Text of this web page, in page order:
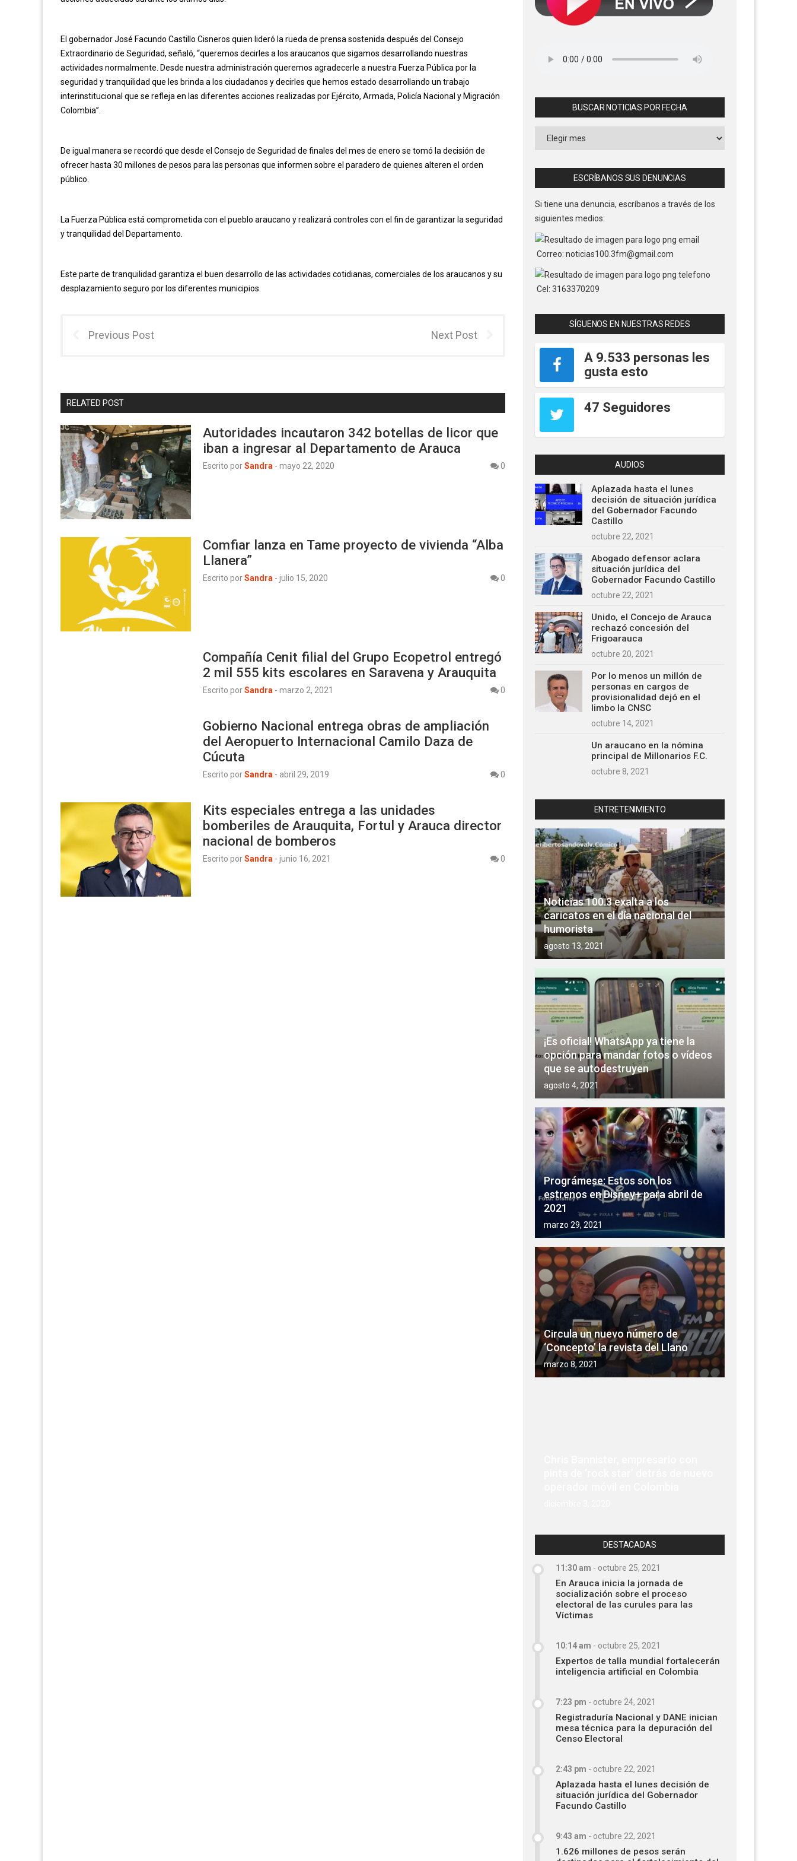
El gobernador José Facundo Castillo Cisneros quien lideró la rueda de prensa sostenida después del Consejo
Extraordinario de Seguridad, señaló, “queremos decirles a los araucanos que sigamos desarrollando nuestras
actividades normalmente. Desde nuestra administración queremos agradecerle a nuestra Fuerza Pública por la
seguridad y tranquilidad que les brinda a los ciudadanos y decirles que hemos estado desarrollando un trabajo
interinstitucional que se refleja en las diferentes acciones realizadas por Ejército, Armada, Policía Nacional y Migración
Colombia”.
De igual manera se recordó que desde el Consejo de Seguridad de finales del mes de enero se tomó la decisión de
ofrecer hasta 30 millones de pesos para las personas que informen sobre el paradero de quienes alteren el orden
público.
La Fuerza Pública está comprometida con el pueblo araucano y realizará controles con el fin de garantizar la seguridad
y tranquilidad del Departamento.
Este parte de tranquilidad garantiza el buen desarrollo de las actividades cotidianas, comerciales de los araucanos y su
desplazamiento seguro por los diferentes municipios.
Previous Post Next Post
RELATED POST
Autoridades incautaron 342 botellas de licor que
iban a ingresar al Departamento de Arauca
Escrito porSandra - mayo 22, 2020 0
Comfiar lanza en Tame proyecto de vivienda “Alba
Llanera”
Escrito porSandra - julio 15, 2020 0
Compañía Cenit filial del Grupo Ecopetrol entregó
2 mil 555 kits escolares en Saravena y Arauquita
Escrito porSandra - marzo 2, 2021 0
Gobierno Nacional entrega obras de ampliación
del Aeropuerto Internacional Camilo Daza de
Cúcuta
Escrito porSandra - abril 29, 2019 0
Kits especiales entrega a las unidades
bomberiles de Arauquita, Fortul y Arauca director
nacional de bomberos
Escrito porSandra - junio 16, 2021 0
BUSCAR NOTICIAS POR FECHA
Buscar
ESCRÍBANOS SUS DENUNCIAS
Si tiene una denuncia, escríbanos a través de los
siguientes medios:
Correo: noticias100.3fm@gmail.com
Cel: 3163370209
SÍGUENOS EN NUESTRAS REDES
A 9.533 personas les
gusta esto
47 Seguidores
AUDIOS
Aplazada hasta el lunes
decisión de situación jurídica
del Gobernador Facundo
Castillo
octubre 22, 2021
Abogado defensor aclara
situación jurídica del
Gobernador Facundo Castillo
octubre 22, 2021
Unido, el Concejo de Arauca
rechazó concesión del
Frigoarauca
octubre 20, 2021
Por lo menos un millón de
personas en cargos de
provisionalidad dejó en el
limbo la CNSC
octubre 14, 2021
Un araucano en la nómina
principal de Millonarios F.C.
octubre 8, 2021
ENTRETENIMIENTO
Noticias 100.3 exalta a los
caricatos en el día nacional del
humorista
agosto 13, 2021
¡Es oficial! WhatsApp ya tiene la
opción para mandar fotos o vídeos
que se autodestruyen
agosto 4, 2021
Prográmese: Estos son los
estrenos en Disney+ para abril de
2021
marzo 29, 2021
Circula un nuevo número de
‘Concepto’ la revista del Llano
marzo 8, 2021
DESTACADAS
11:30 am - octubre 25, 2021
En Arauca inicia la jornada de
socialización sobre el proceso
electoral de las curules para las
Víctimas
10:14 am - octubre 25, 2021
Expertos de talla mundial fortalecerán
inteligencia artificial en Colombia
7:23 pm - octubre 24, 2021
Registraduría Nacional y DANE inician
mesa técnica para la depuración del
Censo Electoral
2:43 pm - octubre 22, 2021
Aplazada hasta el lunes decisión de
situación jurídica del Gobernador
Facundo Castillo
9:43 am - octubre 22, 2021
1.626 millones de pesos serán